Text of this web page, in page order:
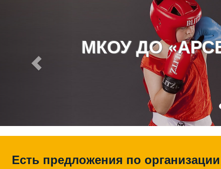
МКОУ ДО
Есть предложения по организации